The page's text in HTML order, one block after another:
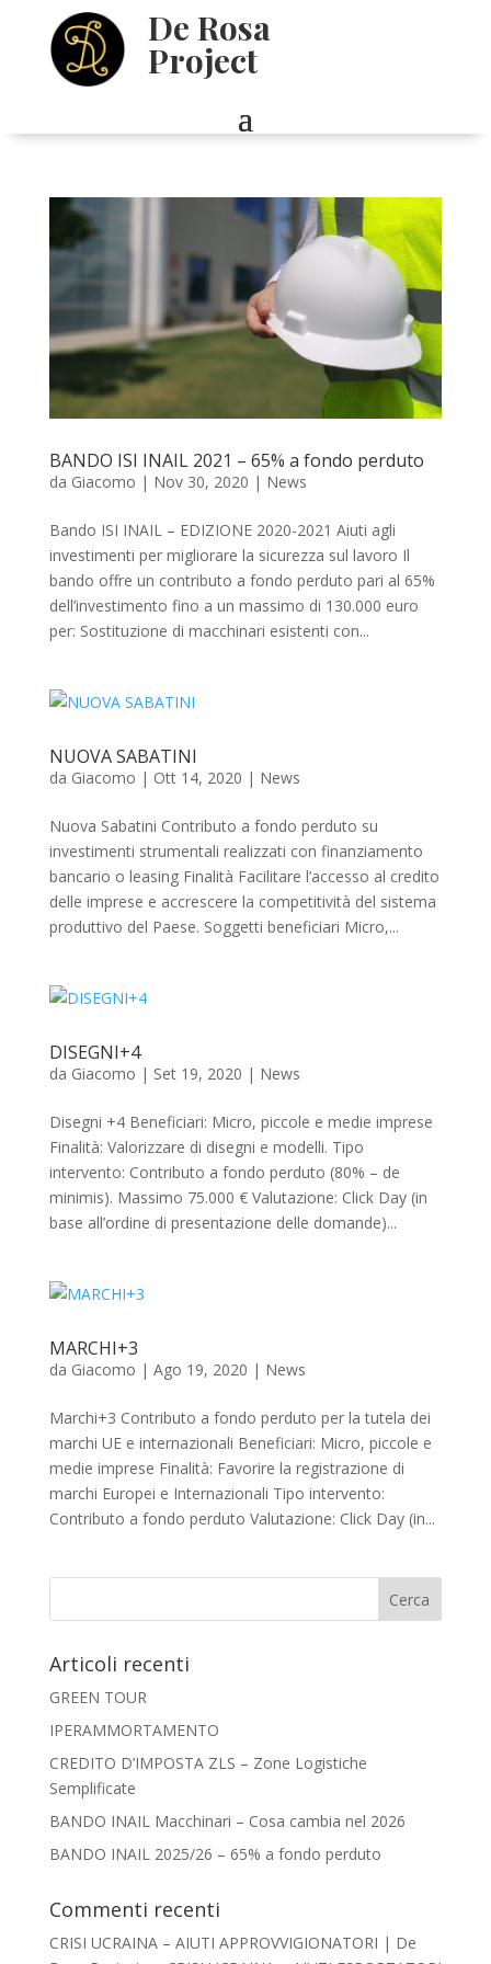
De Rosa
Project
BANDO ISI INAIL 2021 – 65% a fondo perduto
da Giacomo | Nov 30, 2020 | News
Bando ISI INAIL – EDIZIONE 2020-2021 Aiuti agli
investimenti per migliorare la sicurezza sul lavoro Il
bando offre un contributo a fondo perduto pari al 65%
dell’investimento fino a un massimo di 130.000 euro
per: Sostituzione di macchinari esistenti con...
NUOVA SABATINI
da Giacomo | Ott 14, 2020 | News
Nuova Sabatini Contributo a fondo perduto su
investimenti strumentali realizzati con finanziamento
bancario o leasing Finalità Facilitare l’accesso al credito
delle imprese e accrescere la competitività del sistema
produttivo del Paese. Soggetti beneficiari Micro,...
DISEGNI+4
da Giacomo | Set 19, 2020 | News
Disegni +4 Beneficiari: Micro, piccole e medie imprese
Finalità: Valorizzare di disegni e modelli. Tipo
intervento: Contributo a fondo perduto (80% – de
minimis). Massimo 75.000 € Valutazione: Click Day (in
base all’ordine di presentazione delle domande)...
MARCHI+3
da Giacomo | Ago 19, 2020 | News
Marchi+3 Contributo a fondo perduto per la tutela dei
marchi UE e internazionali Beneficiari: Micro, piccole e
medie imprese Finalità: Favorire la registrazione di
marchi Europei e Internazionali Tipo intervento:
Contributo a fondo perduto Valutazione: Click Day (in...
Articoli recenti
GREEN TOUR
IPERAMMORTAMENTO
CREDITO D’IMPOSTA ZLS – Zone Logistiche
Semplificate
BANDO INAIL Macchinari – Cosa cambia nel 2026
BANDO INAIL 2025/26 – 65% a fondo perduto
Commenti recenti
CRISI UCRAINA – AIUTI APPROVVIGIONATORI | De